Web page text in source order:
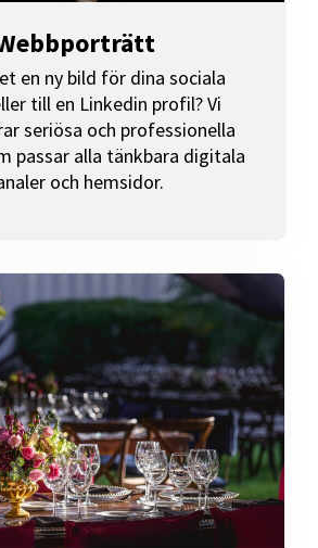
en ny bild för dina sociala
till en Linkedin profil? Vi
seriösa och professionella
passar alla tänkbara digitala
och hemsidor.